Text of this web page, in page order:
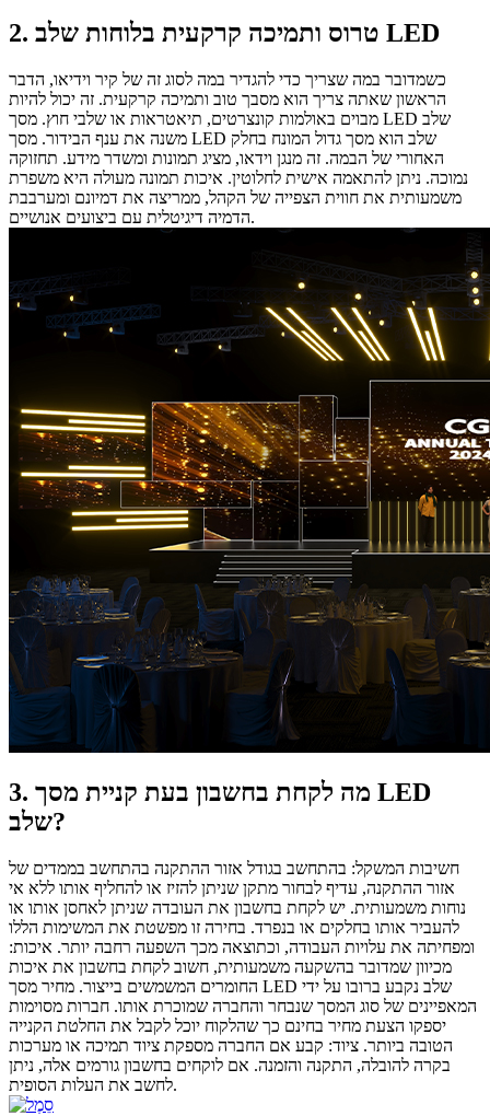
2. טרוס ותמיכה קרקעית בלוחות שלב LED
כשמדובר במה שצריך כדי להגדיר במה לסוג זה של קיר וידיאו, הדבר
הראשון שאתה צריך הוא מסבך טוב ותמיכה קרקעית. זה יכול להיות
מבוים באולמות קונצרטים, תיאטראות או שלבי חוץ. מסך LED שלב
משנה את ענף הבידור. מסך LED שלב הוא מסך גדול המונח בחלק
האחורי של הבמה. זה מנגן וידאו, מציג תמונות ומשדר מידע. תחזוקה
נמוכה. ניתן להתאמה אישית לחלוטין. איכות תמונה מעולה היא משפרת
משמעותית את חווית הצפייה של הקהל, ממריצה את דמיונם ומערבבת
הדמיה דיגיטלית עם ביצועים אנושיים.
3. מה לקחת בחשבון בעת ​​קניית מסך LED
שלב?
חשיבות המשקל: בהתחשב בגודל אזור ההתקנה בהתחשב בממדים של
אזור ההתקנה, עדיף לבחור מתקן שניתן להזיז או להחליף אותו ללא אי
נוחות משמעותית. יש לקחת בחשבון את העובדה שניתן לאחסן אותו או
להעביר אותו בחלקים או בנפרד. בחירה זו מפשטת את המשימות הללו
ומפחיתה את עלויות העבודה, וכתוצאה מכך השפעה רחבה יותר. איכות:
מכיוון שמדובר בהשקעה משמעותית, חשוב לקחת בחשבון את איכות
החומרים המשמשים בייצור. מחיר מסך LED שלב נקבע ברובו על ידי
המאפיינים של סוג המסך שנבחר והחברה שמוכרת אותו. חברות מסוימות
יספקו הצעת מחיר בחינם כך שהלקוח יוכל לקבל את החלטת הקנייה
הטובה ביותר. ציוד: קבע אם החברה מספקת ציוד תמיכה או מערכות
בקרה להובלה, התקנה והזמנה. אם לוקחים בחשבון גורמים אלה, ניתן
לחשב את העלות הסופית.